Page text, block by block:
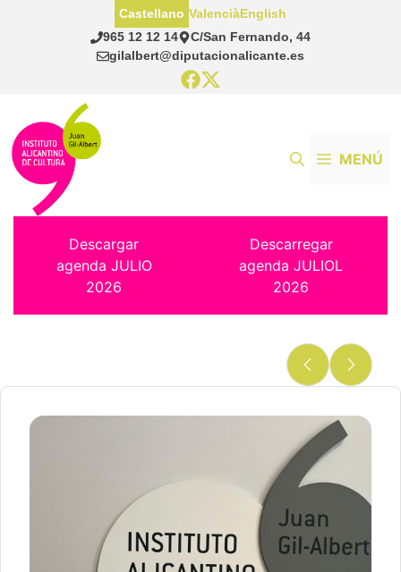
965 12 12 14
C/San Fernando, 44
gilalbert@diputacionalicante.es
Castellano ValenciàEnglish
MENÚ
Descargar
agenda JULIO
2026
Descarregar
agenda JULIOL
2026